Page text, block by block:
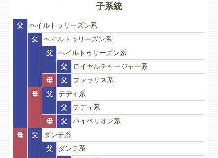
子系統
父
ヘイルトゥリーズン系
父
ヘイルトゥリーズン系
父
ヘイルトゥリーズン系
父
ロイヤルチャージャー系
母
父
ファラリス系
母
父
テディ系
父
テディ系
母
父
ハイペリオン系
母
父
ダンテ系
父
ダンテ系